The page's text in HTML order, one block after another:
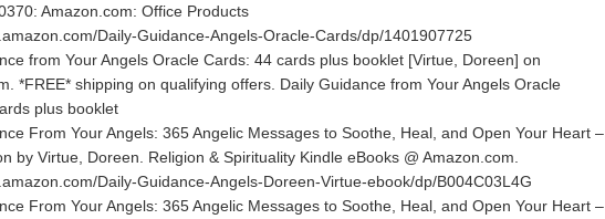
Amazon.com: Office Products
Daily-Guidance-Angels-Oracle-Cards/dp/1401907725
from Your Angels Oracle Cards: 44 cards plus booklet [Virtue, Doreen] on
*FREE* shipping on qualifying offers. Daily Guidance from Your Angels Oracle
plus booklet
From Your Angels: 365 Angelic Messages to Soothe, Heal, and Open Your Heart –
by Virtue, Doreen. Religion & Spirituality Kindle eBooks @ Amazon.com.
Daily-Guidance-Angels-Doreen-Virtue-ebook/dp/B004C03L4G
From Your Angels: 365 Angelic Messages to Soothe, Heal, and Open Your Heart –